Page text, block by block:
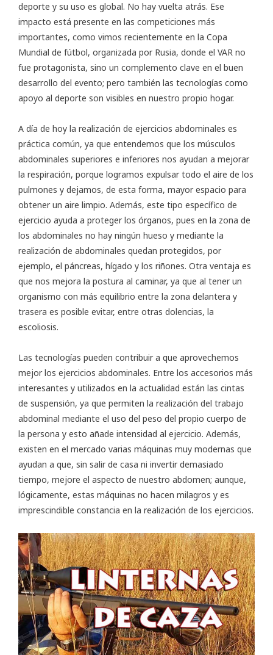
deporte y su uso es global. No hay vuelta atrás. Ese
impacto está presente en las competiciones más
importantes, como vimos recientemente en la Copa
Mundial de fútbol, organizada por Rusia, donde el VAR no
fue protagonista, sino un complemento clave en el buen
desarrollo del evento; pero también las tecnologías como
apoyo al deporte son visibles en nuestro propio hogar.
A día de hoy la realización de ejercicios abdominales es
práctica común, ya que entendemos que los músculos
abdominales superiores e inferiores nos ayudan a mejorar
la respiración, porque logramos expulsar todo el aire de los
pulmones y dejamos, de esta forma, mayor espacio para
obtener un aire limpio. Además, este tipo específico de
ejercicio ayuda a proteger los órganos, pues en la zona de
los abdominales no hay ningún hueso y mediante la
realización de abdominales quedan protegidos, por
ejemplo, el páncreas, hígado y los riñones. Otra ventaja es
que nos mejora la postura al caminar, ya que al tener un
organismo con más equilibrio entre la zona delantera y
trasera es posible evitar, entre otras dolencias, la
escoliosis.
Las tecnologías pueden contribuir a que aprovechemos
mejor los ejercicios abdominales. Entre los accesorios más
interesantes y utilizados en la actualidad están las cintas
de suspensión, ya que permiten la realización del trabajo
abdominal mediante el uso del peso del propio cuerpo de
la persona y esto añade intensidad al ejercicio. Además,
existen en el mercado varias máquinas muy modernas que
ayudan a que, sin salir de casa ni invertir demasiado
tiempo, mejore el aspecto de nuestro abdomen; aunque,
lógicamente, estas máquinas no hacen milagros y es
imprescindible constancia en la realización de los ejercicios.